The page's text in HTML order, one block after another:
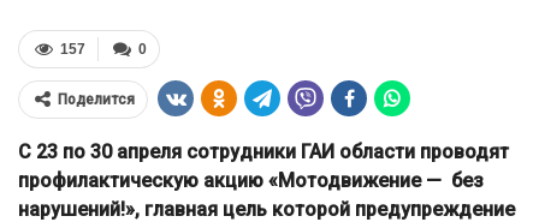
0
157
Поделится
С 23 по 30 апреля сотрудники ГАИ области проводят
профилактическую акцию «Мотодвижение — без
нарушений!», главная цель которой предупреждение